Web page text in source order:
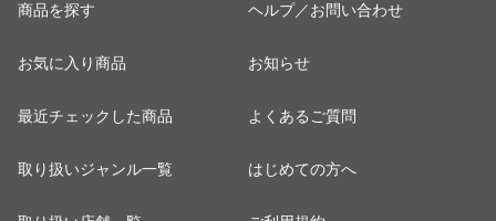
商品を探す
お気に入り商品
最近チェックした商品
取り扱いジャンル一覧
ヘルプ／お問い合わせ
お知らせ
よくあるご質問
はじめての方へ